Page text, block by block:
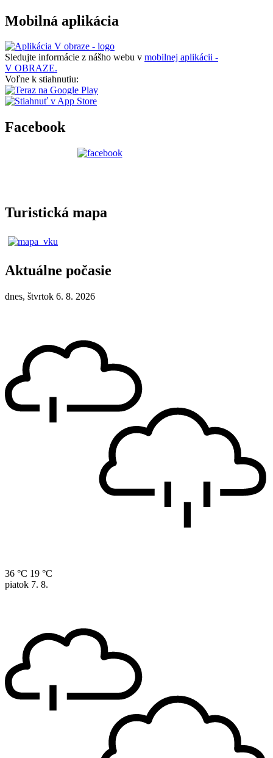
Mobilná aplikácia
Sledujte informácie z nášho webu v mobilnej aplikácii -
V OBRAZE.
Voľne k stiahnutiu:
Facebook
Turistická mapa
Aktuálne počasie
dnes, štvrtok 6. 8. 2026
36 °C 19 °C
piatok 7. 8.